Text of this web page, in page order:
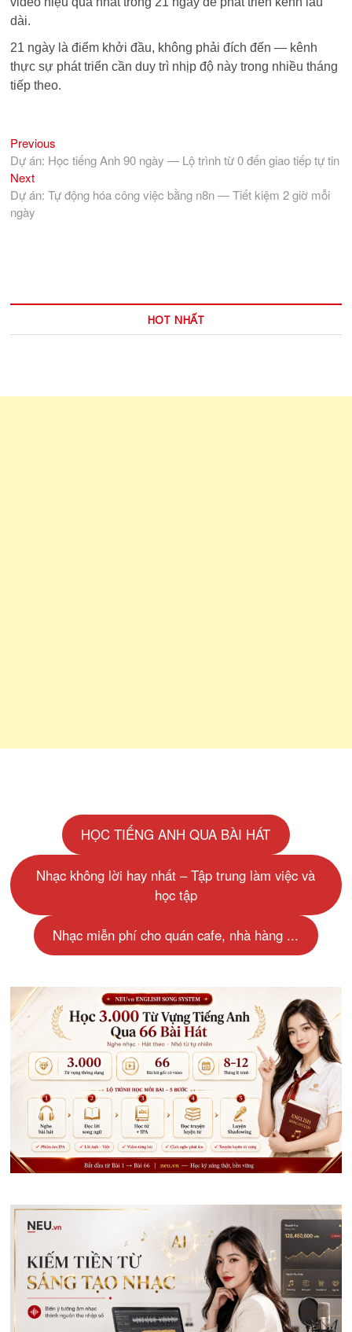
dài.
21 ngày là điểm khởi đầu, không phải đích đến — kênh
thực sự phát triển cần duy trì nhịp độ này trong nhiều tháng
tiếp theo.
Điều
hướng
bài
viết
Previous
post:
Dự án: Học tiếng Anh 90 ngày — Lộ trình từ 0 đến giao tiếp tự tin
NextNext
post:
Dự án: Tự động hóa công việc bằng n8n — Tiết kiệm 2 giờ mỗi
ngày
HOT NHẤT
HỌC TIẾNG ANH QUA BÀI HÁT
Nhạc không lời hay nhất – Tập trung làm việc và
học tập
Nhạc miễn phí cho quán cafe, nhà hàng ...